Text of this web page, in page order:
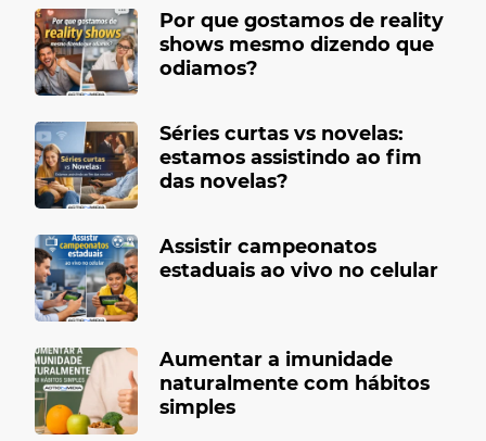
Por que gostamos de reality
shows mesmo dizendo que
odiamos?
Séries curtas vs novelas:
estamos assistindo ao fim
das novelas?
Assistir campeonatos
estaduais ao vivo no celular
Aumentar a imunidade
naturalmente com hábitos
simples